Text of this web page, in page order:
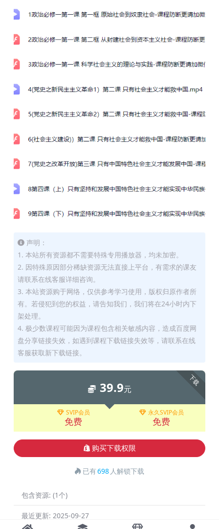
声明：
1. 本站所有资源都不需要特殊专用播放器，均未加密。
2. 因特殊原因部分稀缺资源无法直接上平台，有需求的课友
请联系在线客服详细咨询。
3. 本站资源购于网络，仅供参考学习使用，版权归原作者所
有。若侵犯到您的权益，请告知我们，我们将在24小时内下
架处理。
4. 极少数课程可能因为课程包含相关敏感内容，造成百度网
盘分享链接失效，如遇到课程下载链接失效等，请联系在线
客服获取新下载链接。
下载
39.9元
SVIP会员
免费
永久SVIP会员
免费
购买下载权限
已有698 人解锁下载
包含资源: (1个)
最近更新: 2025-09-27